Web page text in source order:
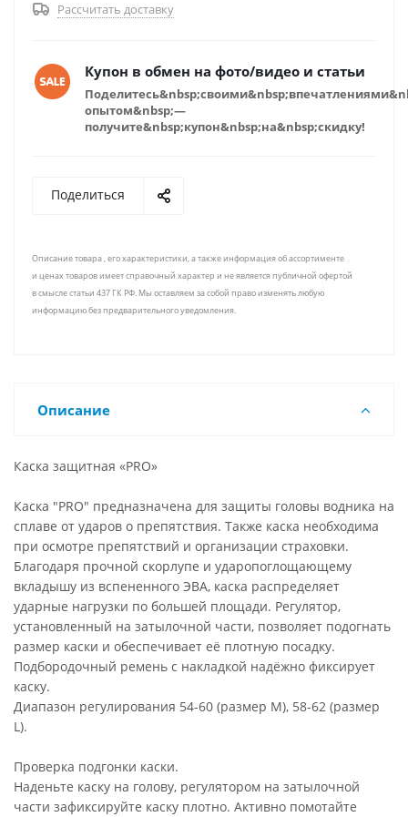
Рассчитать доставку
Купон в обмен на фото/видео и статьи
опытом&nbsp;—
получите&nbsp;купон&nbsp;на&nbsp;скидку!
Поделиться
Описание товара , его характеристики, а также информация об ассортименте
и ценах товаров имеет справочный характер и не является публичной офертой
в смысле статьи 437 ГК РФ. Мы оставляем за собой право изменять любую
информацию без предварительного уведомления.
Описание
Каска защитная «PRO»
Каска "PRO" предназначена для защиты головы водника на
сплаве от ударов о препятствия. Также каска необходима
при осмотре препятствий и организации страховки.
Благодаря прочной скорлупе и ударопоглощающему
вкладышу из вспененного ЭВА, каска распределяет
ударные нагрузки по большей площади. Регулятор,
установленный на затылочной части, позволяет подогнать
размер каски и обеспечивает её плотную посадку.
Подбородочный ремень с накладкой надёжно фиксирует
каску.
Диапазон регулирования 54-60 (размер М), 58-62 (размер
L).
Проверка подгонки каски.
Наденьте каску на голову, регулятором на затылочной
части зафиксируйте каску плотно. Активно помотайте